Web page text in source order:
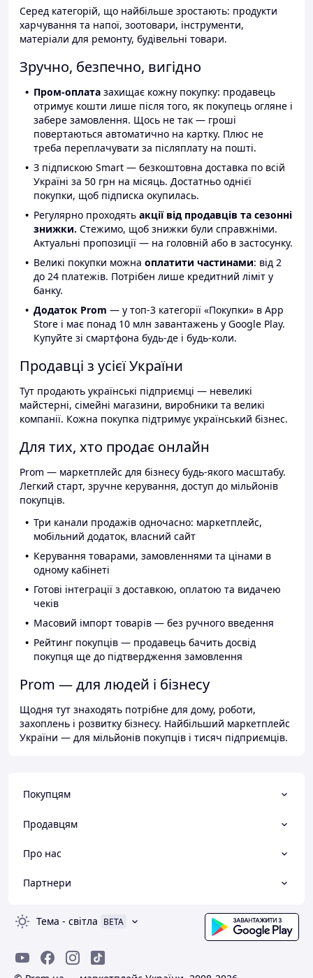
Серед категорій, що найбільше зростають: продукти
харчування та напої, зоотовари, інструменти,
матеріали для ремонту, будівельні товари.
Зручно, безпечно, вигідно
Пром-оплата захищає кожну покупку: продавець
отримує кошти лише після того, як покупець огляне і
забере замовлення. Щось не так — гроші
повертаються автоматично на картку. Плюс не
треба переплачувати за післяплату на пошті.
З підпискою Smart — безкоштовна доставка по всій
Україні за 50 грн на місяць. Достатньо однієї
покупки, щоб підписка окупилась.
Регулярно проходять акції від продавців та сезонні
знижки. Стежимо, щоб знижки були справжніми.
Актуальні пропозиції — на головній або в застосунку.
Великі покупки можна оплатити частинами: від 2
до 24 платежів. Потрібен лише кредитний ліміт у
банку.
Додаток Prom — у топ-3 категорії «Покупки» в App
Store і має понад 10 млн завантажень у Google Play.
Купуйте зі смартфона будь-де і будь-коли.
Продавці з усієї України
Тут продають українські підприємці — невеликі
майстерні, сімейні магазини, виробники та великі
компанії. Кожна покупка підтримує український бізнес.
Для тих, хто продає онлайн
Prom — маркетплейс для бізнесу будь-якого масштабу.
Легкий старт, зручне керування, доступ до мільйонів
покупців.
Три канали продажів одночасно: маркетплейс,
мобільний додаток, власний сайт
Керування товарами, замовленнями та цінами в
одному кабінеті
Готові інтеграції з доставкою, оплатою та видачею
чеків
Масовий імпорт товарів — без ручного введення
Рейтинг покупців — продавець бачить досвід
покупця ще до підтвердження замовлення
Prom — для людей і бізнесу
Щодня тут знаходять потрібне для дому, роботи,
захоплень і розвитку бізнесу. Найбільший маркетплейс
України — для мільйонів покупців і тисяч підприємців.
Покупцям
Продавцям
Про нас
Партнери
Тема - світла BETA